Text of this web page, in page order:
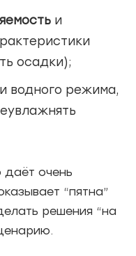
и
осадки);
и водного режима,
даёт очень
“пятна”
решения “на